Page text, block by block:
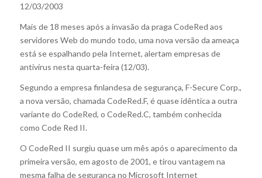
12/03/2003
Mais de 18 meses após a invasão da praga CodeRed aos
servidores Web do mundo todo, uma nova versão da ameaça
está se espalhando pela Internet, alertam empresas de
antivírus nesta quarta-feira (12/03).
Segundo a empresa finlandesa de segurança, F-Secure Corp.,
a nova versão, chamada CodeRed.F, é quase idêntica a outra
variante do CodeRed, o CodeRed.C, também conhecida
como Code Red II.
O CodeRed II surgiu quase um mês após o aparecimento da
primeira versão, em agosto de 2001, e tirou vantagem na
mesma falha de segurança no Microsoft Internet